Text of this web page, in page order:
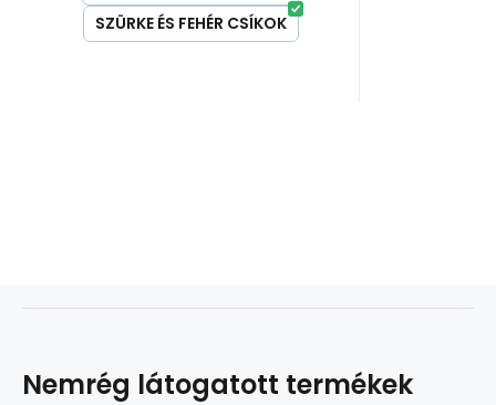
SZÜRKE ÉS FEHÉR CSÍKOK
Nemrég látogatott termékek